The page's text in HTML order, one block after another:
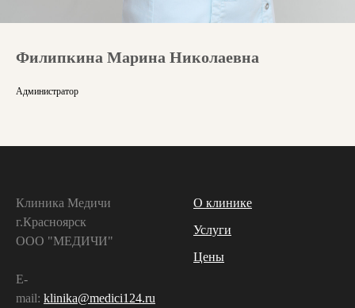
Филипкина Марина Николаевна
Администратор
Клиника Медичи
г.Красноярск
ООО "МЕДИЧИ"
E-
mail: klinika@medici124.ru
О клинике
Услуги
Цены